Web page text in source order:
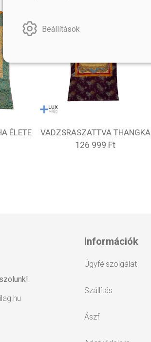
ÉLETE
VADZSRASZATTVA THANGKA
126 999 Ft
információk
ügyfélszolgálat
szállítás
ászf
Beállítások